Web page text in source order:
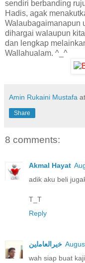
sendiri berbanding
Hadis, agak
Walaubagaimanapun
dihargai walaupun
dan lengkap
Wallahualam. ^_^
Amin Rukaini Mustafa at
Share
8 comments:
Akmal Hayat
adik aku beli
T_T
Reply
ﺧﻳﺮﺍﻟﻌﺎﻣﻟﻳﻦ
wah siap buat